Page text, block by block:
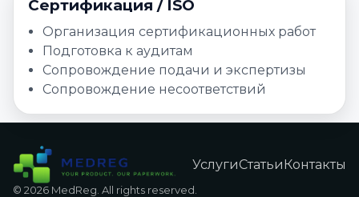
Сертификация / ISO
Организация сертификационных работ
Подготовка к аудитам
Сопровождение подачи и экспертизы
Сопровождение несоответствий
УслугиСтатьиКонтакты
© 2026 MedReg. All rights reserved.